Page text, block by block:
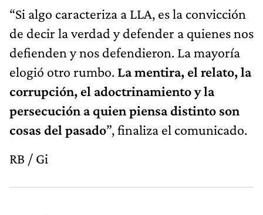
“Si algo caracteriza a LLA, es la convicción
de decir la verdad y defender a quienes nos
defienden y nos defendieron. La mayoría
elogió otro rumbo. La mentira, el relato, la
corrupción, el adoctrinamiento y la
persecución a quien piensa distinto son
cosas del pasado”, finaliza el comunicado.
RB / Gi